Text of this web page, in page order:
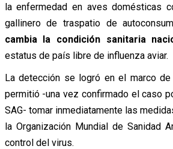
la enfermedad en aves domésticas
gallinero de traspatio de
cambia la condición sanitaria
estatus de país libre de influenza aviar.
La detección se logró en el marco de
permitió -una vez confirmado el caso
SAG- tomar inmediatamente las
la Organización Mundial de Sanidad
control del virus.